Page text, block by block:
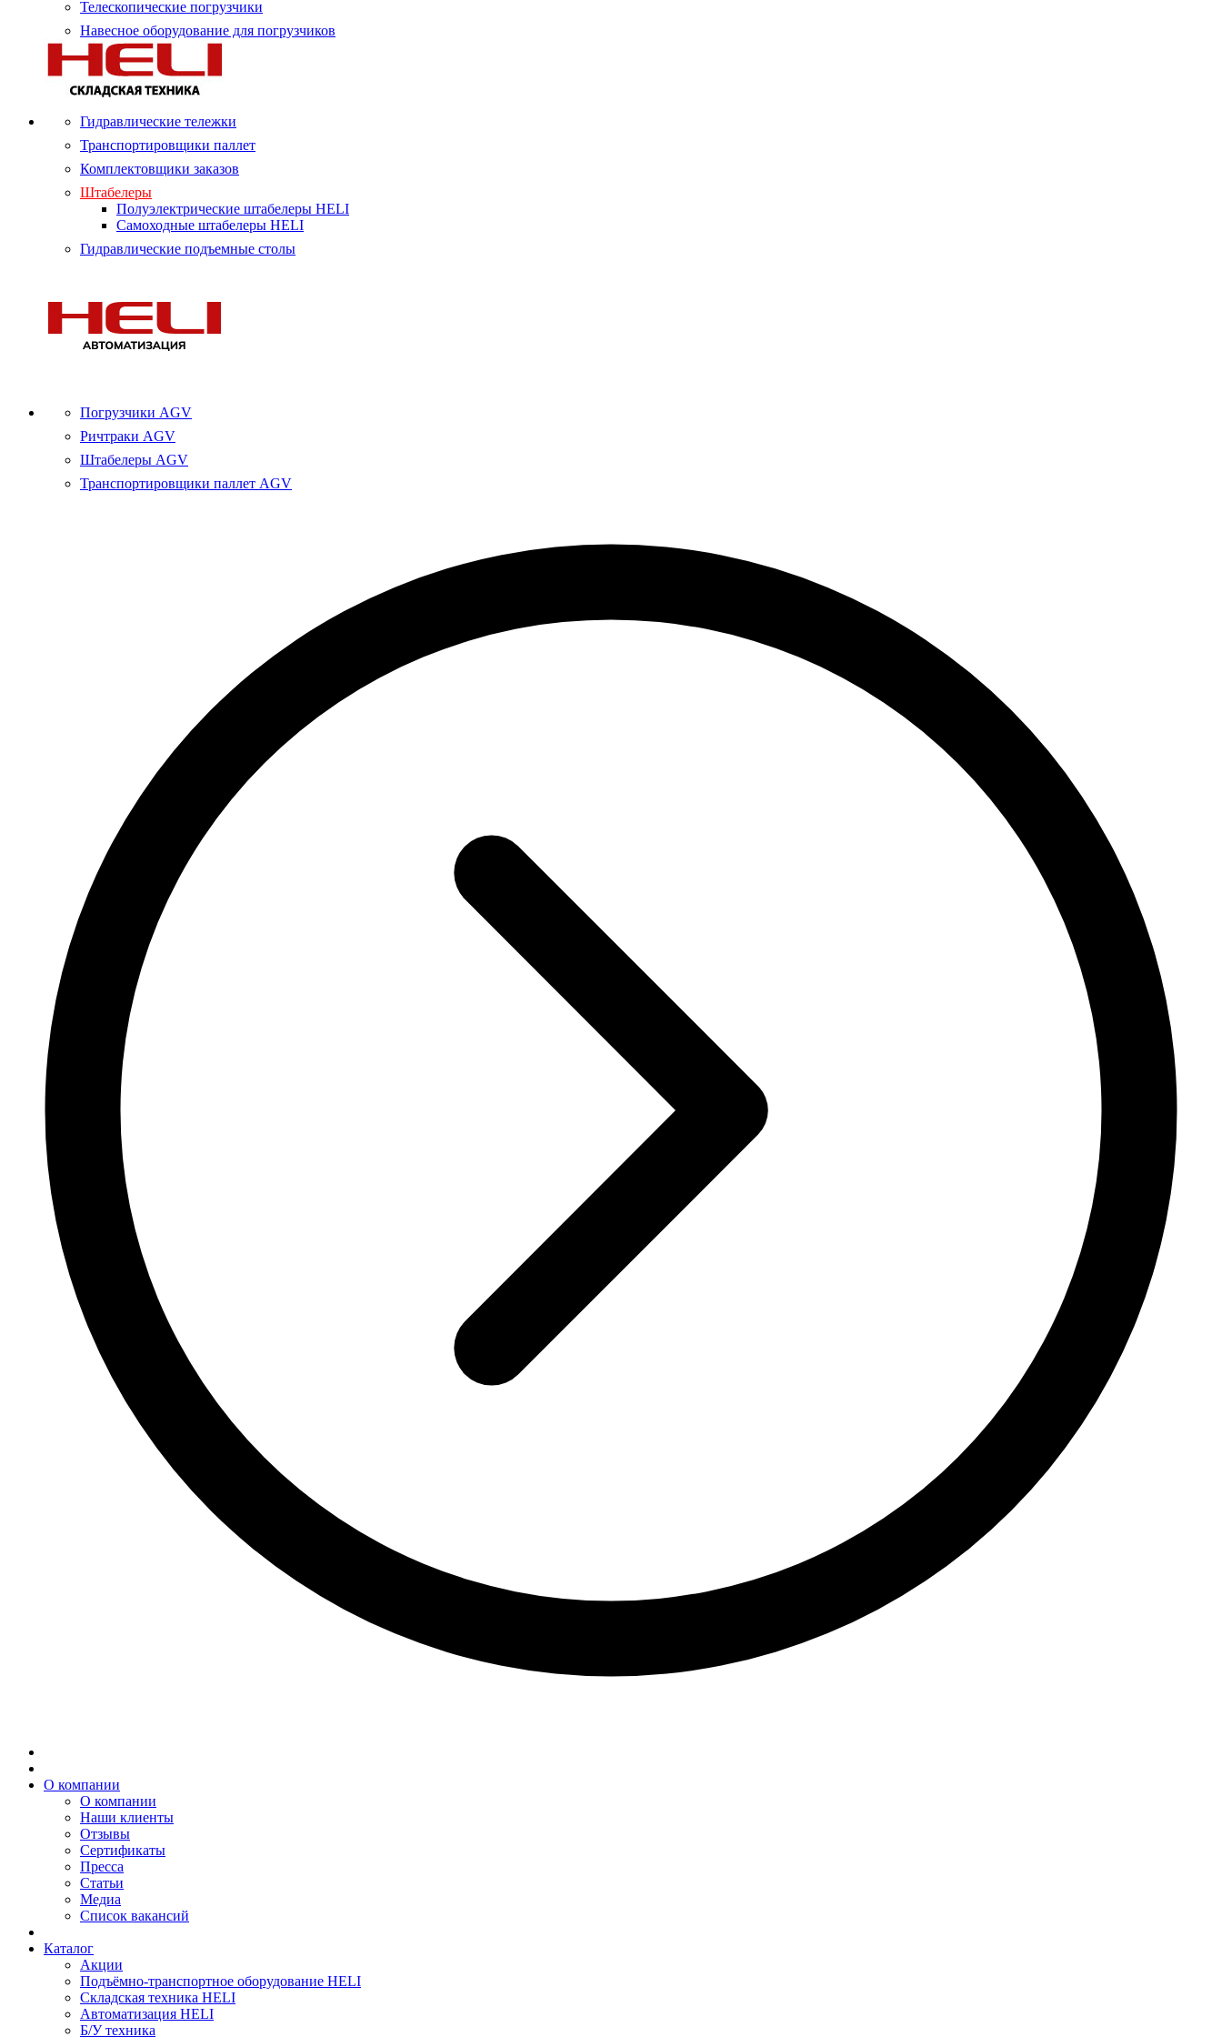
Телескопические погрузчики
Навесное оборудование для погрузчиков
Гидравлические тележки
Транспортировщики паллет
Комплектовщики заказов
Штабелеры
Полуэлектрические штабелеры HELI
Самоходные штабелеры HELI
Гидравлические подъемные столы
Погрузчики AGV
Ричтраки AGV
Штабелеры AGV
Транспортировщики паллет AGV
О компании
О компании
Наши клиенты
Отзывы
Сертификаты
Пресса
Статьи
Медиа
Список вакансий
Каталог
Акции
Подъёмно-транспортное оборудование HELI
Складская техника HELI
Автоматизация HELI
Б/У техника